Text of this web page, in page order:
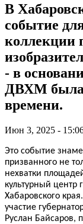
В
событие
коллекции
- в
ДВХМ была
времени.
Июн 3, 2025 -
Это событие
призванного не
нехватки
культурный центр
Хабаровского
участие
Руслан Байсаров,